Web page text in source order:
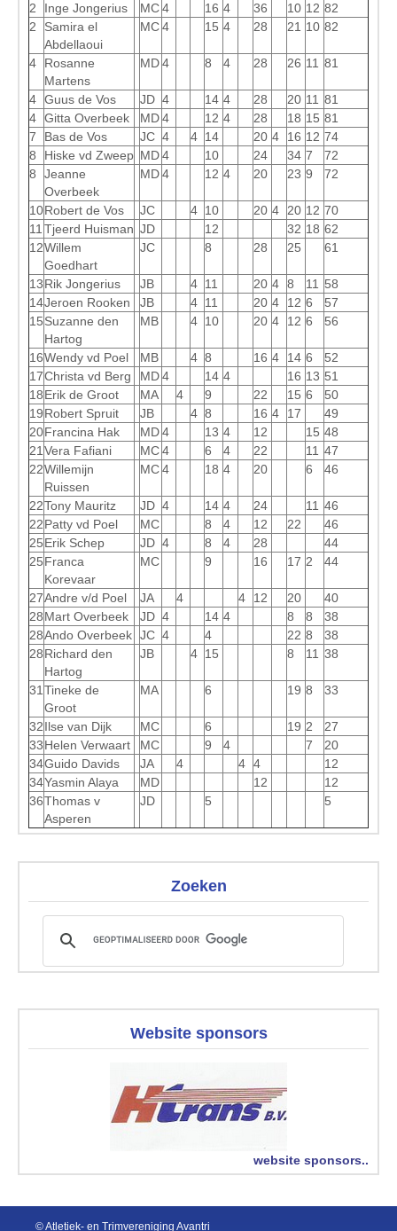
2
Inge Jongerius MC4 16 4 36 10 12 82
2
Samira el
Abdellaoui
MC4 15 4 28 21 10 82
4
Rosanne
Martens
MD4 8 4 28 26 11 81
4 Guus de Vos JD 4 14 4 28 20 11 81
4 Gitta Overbeek MD4 12 4 28 18 15 81
7
Bas de Vos JC 4 4 14 20 4 16 12 74
8
Hiske vd Zweep MD4 10 24 34 7
72
8
Jeanne
Overbeek
MD4 12 4 20 23 9 72
10Robert de Vos JC 4 10 20 4 20 12 70
11Tjeerd Huisman JD 12 32 18 62
12Willem
Goedhart
JC 8 28 25 61
13Rik Jongerius JB 4 11 20 4 8 11 58
14Jeroen Rooken JB 4 11 20 4 12 6
57
15Suzanne den
Hartog
MB 4 10 20 4 12 6 56
16Wendy vd Poel MB 4 8 16 4 14 6
52
17Christa vd Berg MD4 14 4 16 13 51
18Erik de Groot MA 4 9 22 15 6
50
19Robert Spruit JB 4 8 16 4 17
49
20Francina Hak MD4 13 4 12 15 48
21Vera Fafiani MC4 6 4 22 11 47
22Willemijn
Ruissen
MC4 18 4 20 6 46
22Tony Mauritz JD 4 14 4 24 11 46
22Patty vd Poel MC 8 4 12 22
46
25Erik Schep JD 4 8 4 28
44
25Franca
Korevaar
MC 9 16 17 2 44
27Andre v/d Poel JA 4 4 12 20
40
28Mart Overbeek JD 4 14 4 8 8
38
28Ando Overbeek JC 4 4 22 8
38
28Richard den
Hartog
JB 4 15 8 11 38
31Tineke de
Groot
MA 6 19 8 33
32Ilse van Dijk MC 6 19 2
27
33Helen Verwaart MC 9 4 7
20
34Guido Davids JA 4 4 4
12
34Yasmin Alaya MD 12
12
36Thomas v
Asperen
JD 5 5
Zoeken
Website sponsors
website sponsors..
© Atletiek- en Trimvereniging Avantri